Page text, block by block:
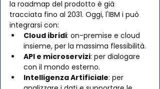
la roadmap del prodotto è già
tracciata fino al 2031. Oggi, l'IBM i può
integrarsi con:
Cloud ibridi: on-premise e cloud
insieme, per la massima flessibilità.
API e microservizi: per dialogare
con il mondo esterno.
Intelligenza Artificiale: per